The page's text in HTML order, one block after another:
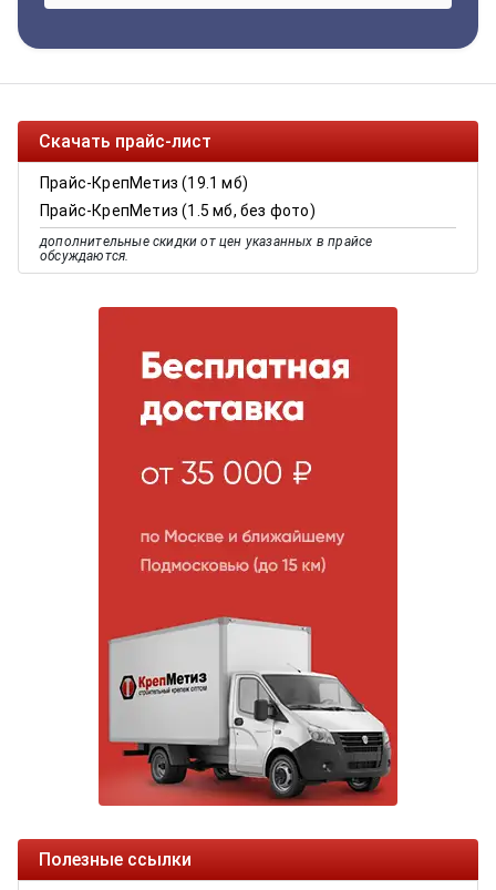
Скачать прайс-лист
Прайс-КрепМетиз (19.1 мб)
Прайс-КрепМетиз (1.5 мб, без фото)
дополнительные скидки от цен указанных в прайсе
обсуждаются.
Полезные ссылки